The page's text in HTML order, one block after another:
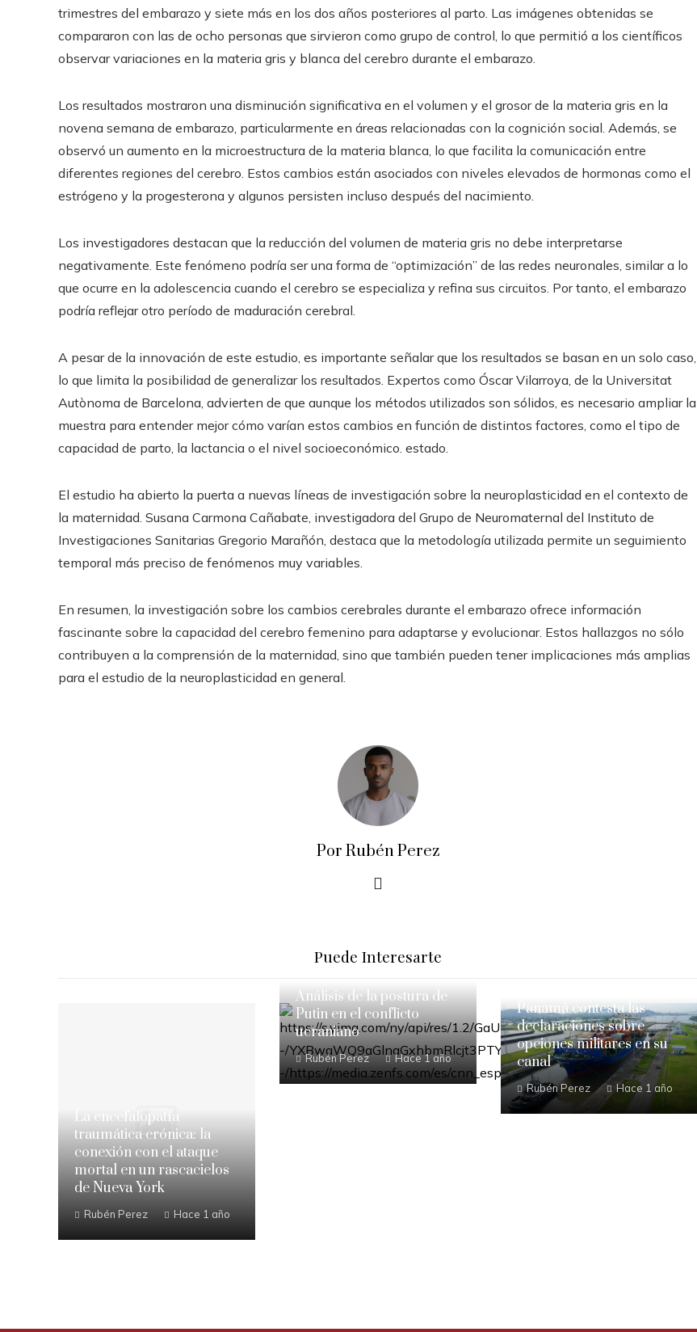
trimestres del embarazo y siete más en los dos años posteriores al parto. Las imágenes obtenidas se
compararon con las de ocho personas que sirvieron como grupo de control, lo que permitió a los científicos
observar variaciones en la materia gris y blanca del cerebro durante el embarazo.
Los resultados mostraron una disminución significativa en el volumen y el grosor de la materia gris en la
novena semana de embarazo, particularmente en áreas relacionadas con la cognición social. Además, se
observó un aumento en la microestructura de la materia blanca, lo que facilita la comunicación entre
diferentes regiones del cerebro. Estos cambios están asociados con niveles elevados de hormonas como el
estrógeno y la progesterona y algunos persisten incluso después del nacimiento.
Los investigadores destacan que la reducción del volumen de materia gris no debe interpretarse
negativamente. Este fenómeno podría ser una forma de “optimización” de las redes neuronales, similar a lo
que ocurre en la adolescencia cuando el cerebro se especializa y refina sus circuitos. Por tanto, el embarazo
podría reflejar otro período de maduración cerebral.
A pesar de la innovación de este estudio, es importante señalar que los resultados se basan en un solo caso,
lo que limita la posibilidad de generalizar los resultados. Expertos como Óscar Vilarroya, de la Universitat
Autònoma de Barcelona, ​​advierten de que aunque los métodos utilizados son sólidos, es necesario ampliar la
muestra para entender mejor cómo varían estos cambios en función de distintos factores, como el tipo de
capacidad de parto, la lactancia o el nivel socioeconómico. estado.
El estudio ha abierto la puerta a nuevas líneas de investigación sobre la neuroplasticidad en el contexto de
la maternidad. Susana Carmona Cañabate, investigadora del Grupo de Neuromaternal del Instituto de
Investigaciones Sanitarias Gregorio Marañón, destaca que la metodología utilizada permite un seguimiento
temporal más preciso de fenómenos muy variables.
En resumen, la investigación sobre los cambios cerebrales durante el embarazo ofrece información
fascinante sobre la capacidad del cerebro femenino para adaptarse y evolucionar. Estos hallazgos no sólo
contribuyen a la comprensión de la maternidad, sino que también pueden tener implicaciones más amplias
para el estudio de la neuroplasticidad en general.
Por Rubén Perez
Puede Interesarte
La encefalopatía
traumática crónica: la
conexión con el ataque
mortal en un rascacielos
de Nueva York
Rubén Perez Hace 1 año
Análisis de la postura de
Putin en el conflicto
ucraniano
Rubén Perez Hace 1 año
Panamá contesta las
declaraciones sobre
opciones militares en su
canal
Rubén Perez Hace 1 año